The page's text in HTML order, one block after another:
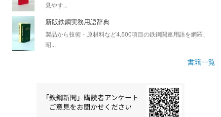
見やす...
新版鉄鋼実務用語辞典
製品から技術・原材料など4,500項目の鉄鋼関連用語を網羅、
昭...
書籍一覧